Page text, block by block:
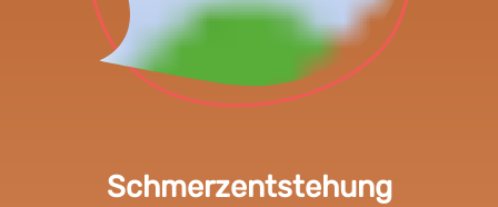
Schmerzentstehung